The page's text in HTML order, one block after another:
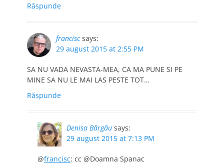
Răspunde
francisc says:
29 august 2015 at 2:55 PM
SA NU VADA NEVASTA-MEA, CA MA PUNE SI PE
MINE SA NU LE MAI LAS PESTE TOT…
Răspunde
Denisa Bârgău says:
29 august 2015 at 7:13 PM
@francisc: cc @Doamna Spanac